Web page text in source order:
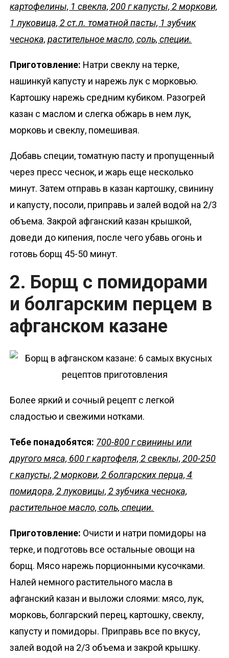
картофелины, 1 свекла, 200 г капусты, 2 моркови,
1 луковица, 2 ст.л. томатной пасты, 1 зубчик
чеснока, растительное масло, соль, специи.
Приготовление: Натри свеклу на терке,
нашинкуй капусту и нарежь лук с морковью.
Картошку нарежь средним кубиком. Разогрей
казан с маслом и слегка обжарь в нем лук,
морковь и свеклу, помешивая.
Добавь специи, томатную пасту и пропущенный
через пресс чеснок, и жарь еще несколько
минут. Затем отправь в казан картошку, свинину
и капусту, посоли, приправь и залей водой на 2/3
объема. Закрой афганский казан крышкой,
доведи до кипения, после чего убавь огонь и
готовь борщ 45-50 минут.
2. Борщ с помидорами
и болгарским перцем в
афганском казане
Более яркий и сочный рецепт с легкой
сладостью и свежими нотками.
Тебе понадобятся: 700-800 г свинины или
другого мяса, 600 г картофеля, 2 свеклы, 200-250
г капусты, 2 моркови, 2 болгарских перца, 4
помидора, 2 луковицы, 2 зубчика чеснока,
растительное масло, соль, специи.
Приготовление: Очисти и натри помидоры на
терке, и подготовь все остальные овощи на
борщ. Мясо нарежь порционными кусочками.
Налей немного растительного масла в
афганский казан и выложи слоями: мясо, лук,
морковь, болгарский перец, картошку, свеклу,
капусту и помидоры. Приправь все по вкусу,
залей водой на 2/3 объема и закрой крышку.